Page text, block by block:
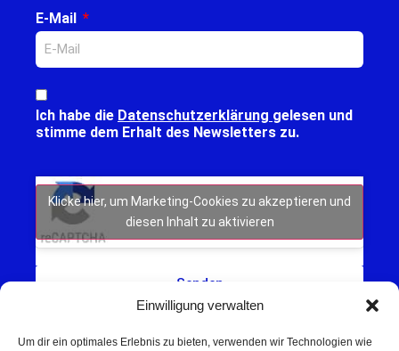
Einwilligung verwalten
Um dir ein optimales Erlebnis zu bieten, verwenden wir Technologien wie
E-Mail
Ich habe die Datenschutzerklärung gelesen und
stimme dem Erhalt des Newsletters zu.
Klicke hier, um Marketing-Cookies zu akzeptieren und
diesen Inhalt zu aktivieren
Senden